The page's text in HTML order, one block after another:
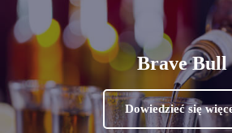
Brave Bull
Dowiedzieć się